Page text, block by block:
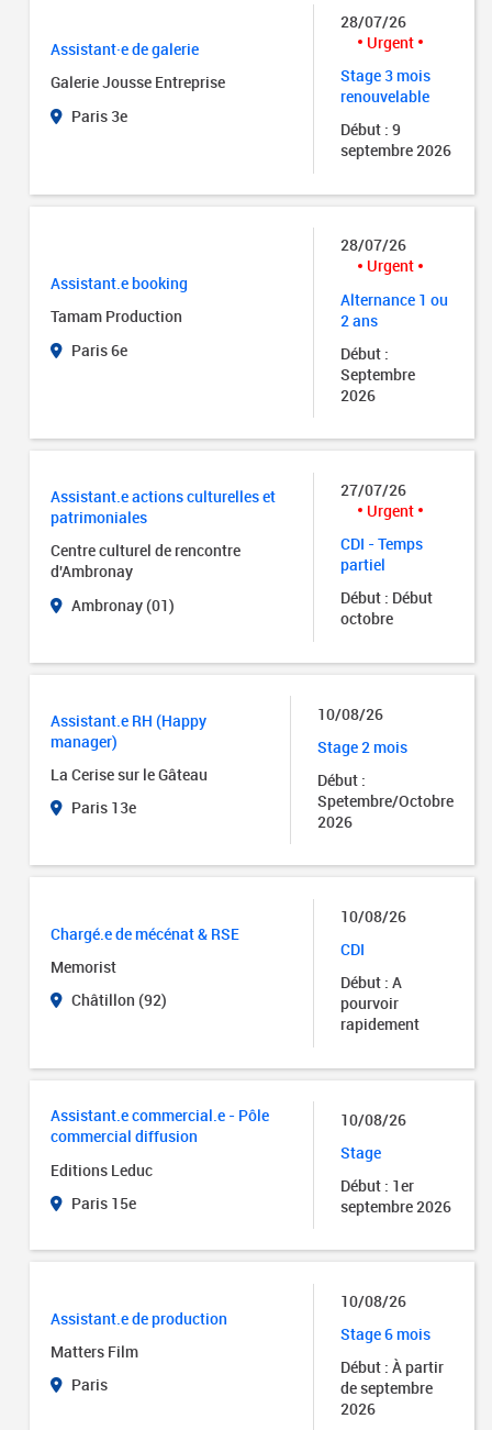
Assistant·e de galerie
Galerie Jousse Entreprise
Paris 3e
28/07/26
Urgent
Stage 3 mois
renouvelable
Début : 9
septembre 2026
Assistant.e booking
Tamam Production
Paris 6e
28/07/26
Urgent
Alternance 1 ou
2 ans
Début :
Septembre
2026
Assistant.e actions culturelles et
patrimoniales
Centre culturel de rencontre
d'Ambronay
Ambronay (01)
27/07/26
Urgent
CDI - Temps
partiel
Début : Début
octobre
Assistant.e RH (Happy
manager)
La Cerise sur le Gâteau
Paris 13e
10/08/26
Stage 2 mois
Début :
Spetembre/Octobre
2026
Chargé.e de mécénat & RSE
Memorist
Châtillon (92)
10/08/26
CDI
Début : A
pourvoir
rapidement
Assistant.e commercial.e - Pôle
commercial diffusion
Editions Leduc
Paris 15e
10/08/26
Stage
Début : 1er
septembre 2026
Assistant.e de production
Matters Film
Paris
10/08/26
Stage 6 mois
Début : À partir
de septembre
2026